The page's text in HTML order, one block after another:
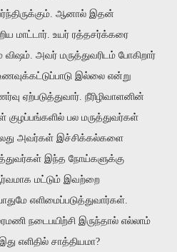
ஆனால் இதன்
மாட்டார். உயர் ரத்தசர்க்கரை
அவர் மருத்துவரிடம் போகிறார்
இல்லை என்று
ஏற்படுத்துவார். நீரிழிவாளனின்
பல மருத்துவர்கள்
அவர்கள் இச்சிக்கல்களை
இந்த நோய்களுக்கு
மட்டும் இவற்றை
எளிமைப்படுத்துவார்கள்.
நடைபயிற்சி இருந்தால் எல்லாம்
எளிதில் சாத்தியமா?